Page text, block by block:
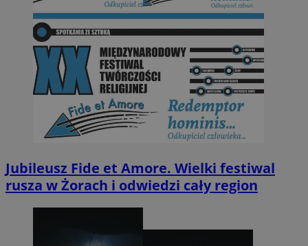
Jubileusz Fide et Amore. Wielki festiwal
rusza w Żorach i odwiedzi cały region